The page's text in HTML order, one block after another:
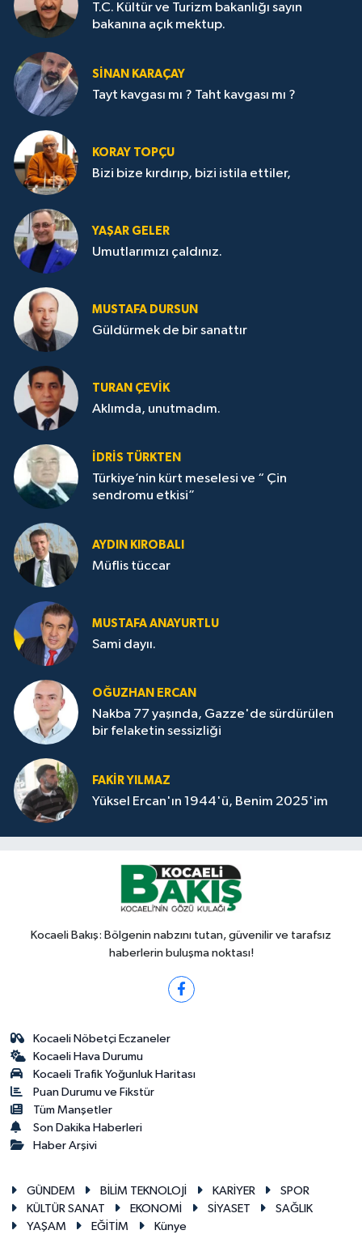
T.C. Kültür ve Turizm bakanlığı sayın
bakanına açık mektup.
SİNAN KARAÇAY
Tayt kavgası mı ? Taht kavgası mı ?
KORAY TOPÇU
Bizi bize kırdırıp, bizi istila ettiler,
YAŞAR GELER
Umutlarımızı çaldınız.
MUSTAFA DURSUN
Güldürmek de bir sanattır
TURAN ÇEVİK
Aklımda, unutmadım.
İDRİS TÜRKTEN
Türkiye’nin kürt meselesi ve “ Çin
sendromu etkisi”
AYDIN KIROBALI
Müflis tüccar
MUSTAFA ANAYURTLU
Sami dayıı.
OĞUZHAN ERCAN
Nakba 77 yaşında, Gazze'de sürdürülen
bir felaketin sessizliği
FAKİR YILMAZ
Yüksel Ercan'ın 1944'ü, Benim 2025'im
Kocaeli Bakış: Bölgenin nabzını tutan, güvenilir ve tarafsız
haberlerin buluşma noktası!
Kocaeli Nöbetçi Eczaneler
Kocaeli Hava Durumu
Kocaeli Trafik Yoğunluk Haritası
Puan Durumu ve Fikstür
Tüm Manşetler
Son Dakika Haberleri
Haber Arşivi
GÜNDEM BİLİM TEKNOLOJİ KARİYER
SPOR
KÜLTÜR SANAT
EKONOMİ SİYASET
SAĞLIK
YAŞAM
EĞİTİM Künye